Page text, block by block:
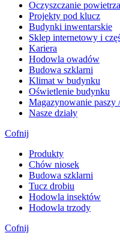
Oczyszczanie powietrza
Projekty pod klucz
Budynki inwentarskie
Sklep internetowy i
Kariera
Hodowla owadów
Budowa szklarni
Klimat w budynku
Oświetlenie budynku
Magazynowanie paszy
Nasze działy
Cofnij
Produkty
Chów niosek
Budowa szklarni
Tucz drobiu
Hodowla insektów
Hodowla trzody
Cofnij